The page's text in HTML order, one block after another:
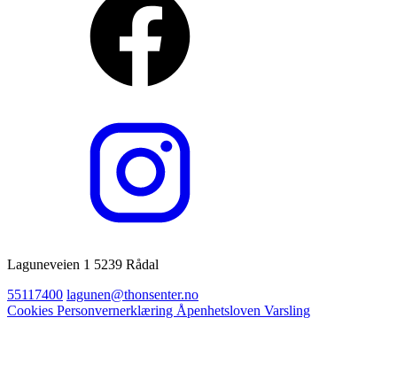
Laguneveien 1 5239 Rådal
55117400 lagunen@thonsenter.no
Cookies Personvernerklæring Åpenhetsloven Varsling